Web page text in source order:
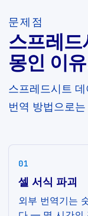
문제점
스프레
몽인 이
스프레드시트
번역 방법으로
01
셀 서식 파괴
외부 번역기는